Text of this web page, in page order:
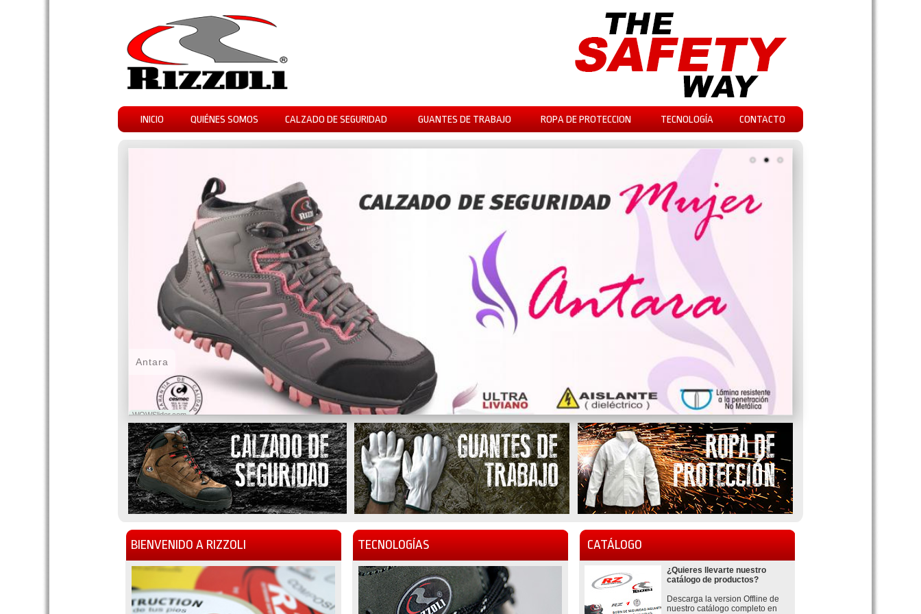
INICIO QUIÉNES SOMOS CALZADO DE SEGURIDAD GUANTES DE TRABAJO ROPA DE PROTECCION TECNOLOGÍA CONTACTO
WOWSlider.com
Antara
BIENVENIDO A RIZZOLI TECNOLOGÍAS CATÁLOGO
¿Quieres llevarte nuestro
catálogo de productos?
Descarga la version Offline de
nuestro catálogo completo en